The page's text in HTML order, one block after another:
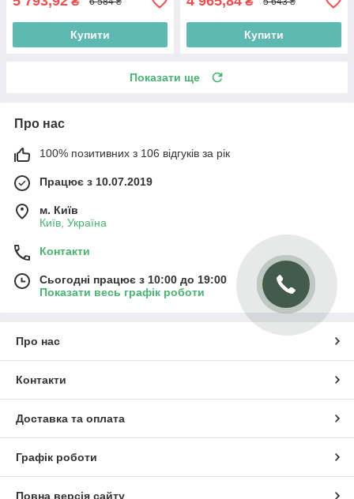
Купити Купити
Показати ще
Про нас
100% позитивних з 106 відгуків за рік
Працює з 10.07.2019
м. Київ
Київ, Україна
Контакти
Сьогодні працює з 10:00 до 19:00
Показати весь графік роботи
Про нас
Контакти
Доставка та оплата
Графік роботи
Повна версія сайту